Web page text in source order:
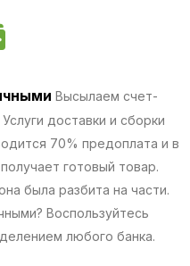
Высылаем счет-
доставки и сборки
70% предоплата и в
готовый товар.
была разбита на части.
Воспользуйтесь
любого банка.